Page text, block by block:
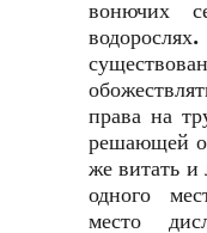
вонючих
права на
решающей
же витать и
одного
место